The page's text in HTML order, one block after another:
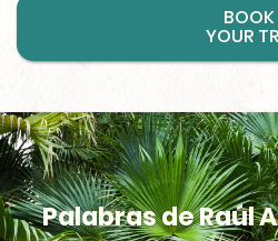
BOOK
YOUR
Palabras de Raúl